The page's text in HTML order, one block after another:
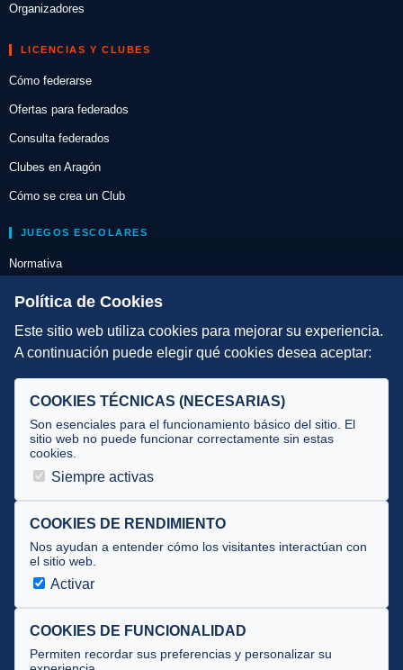
Organizadores
LICENCIAS Y CLUBES
Cómo federarse
Ofertas para federados
Consulta federados
Clubes en Aragón
Cómo se crea un Club
JUEGOS ESCOLARES
Normativa
Escuelas de Triatlón
DIRECCIÓN TÉCNICA
Selecciones
Tecnificación
JUECES Y OFICIALES
Documentos
Cursos
Circulares oficiales
Convocatorias y Equipaciones
Política de Cookies
Este sitio web utiliza cookies para mejorar su experiencia.
A continuación puede elegir qué cookies desea aceptar:
COOKIES TÉCNICAS (NECESARIAS)
Son esenciales para el funcionamiento básico del sitio. El
sitio web no puede funcionar correctamente sin estas
cookies.
Siempre activas
COOKIES DE RENDIMIENTO
Nos ayudan a entender cómo los visitantes interactúan con
el sitio web.
Activar
COOKIES DE FUNCIONALIDAD
Permiten recordar sus preferencias y personalizar su